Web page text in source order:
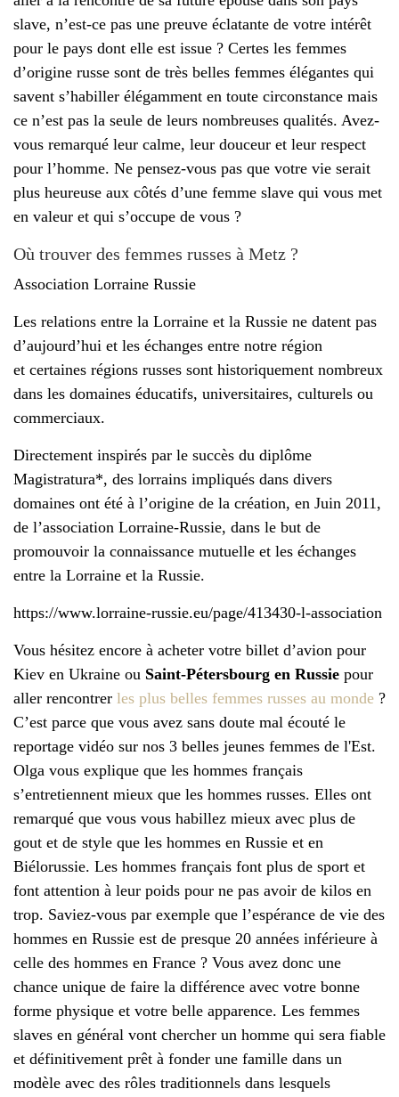
slave, n’est-ce pas une preuve éclatante de votre intérêt
pour le pays dont elle est issue ? Certes les femmes
d’origine russe sont de très belles femmes élégantes qui
savent s’habiller élégamment en toute circonstance mais
ce n’est pas la seule de leurs nombreuses qualités. Avez-
vous remarqué leur calme, leur douceur et leur respect
pour l’homme. Ne pensez-vous pas que votre vie serait
plus heureuse aux côtés d’une femme slave qui vous met
en valeur et qui s’occupe de vous ?
Où trouver des femmes russes à Metz ?
Association Lorraine Russie
Les relations entre la Lorraine et la Russie ne datent pas
d’aujourd’hui et les échanges entre notre région
et certaines régions russes sont historiquement nombreux
dans les domaines éducatifs, universitaires, culturels ou
commerciaux.
Directement inspirés par le succès du diplôme
Magistratura*, des lorrains impliqués dans divers
domaines ont été à l’origine de la création, en Juin 2011,
de l’association Lorraine-Russie, dans le but de
promouvoir la connaissance mutuelle et les échanges
entre la Lorraine et la Russie.
https://www.lorraine-russie.eu/page/413430-l-association
Vous hésitez encore à acheter votre billet d’avion pour
Kiev en Ukraine ou Saint-Pétersbourg en Russie pour
aller rencontrer les plus belles femmes russes au monde ?
C’est parce que vous avez sans doute mal écouté le
reportage vidéo sur nos 3 belles jeunes femmes de l'Est.
Olga vous explique que les hommes français
s’entretiennent mieux que les hommes russes. Elles ont
remarqué que vous vous habillez mieux avec plus de
gout et de style que les hommes en Russie et en
Biélorussie. Les hommes français font plus de sport et
font attention à leur poids pour ne pas avoir de kilos en
trop. Saviez-vous par exemple que l’espérance de vie des
hommes en Russie est de presque 20 années inférieure à
celle des hommes en France ? Vous avez donc une
chance unique de faire la différence avec votre bonne
forme physique et votre belle apparence. Les femmes
slaves en général vont chercher un homme qui sera fiable
et définitivement prêt à fonder une famille dans un
modèle avec des rôles traditionnels dans lesquels